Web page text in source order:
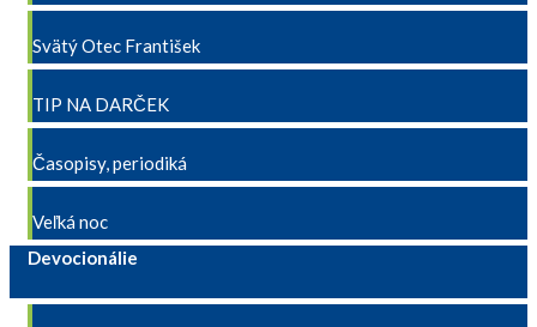
Svätý Otec František
TIP NA DARČEK
Časopisy, periodiká
Veľká noc
Devocionálie